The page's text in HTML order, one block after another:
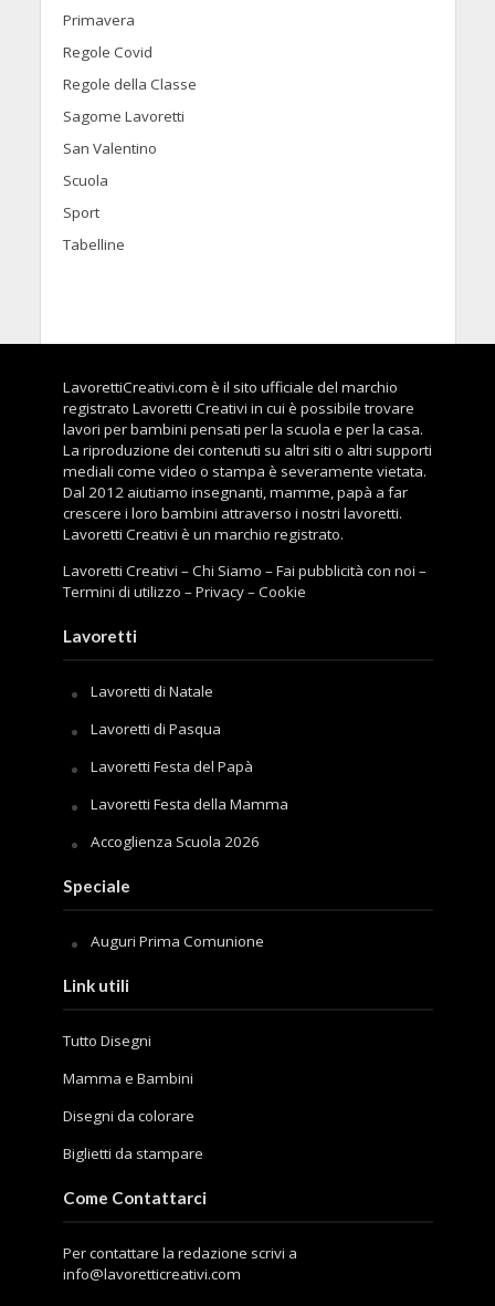
Primavera
Regole Covid
Regole della Classe
Sagome Lavoretti
San Valentino
Scuola
Sport
Tabelline
LavorettiCreativi.com è il sito ufficiale del marchio
registrato Lavoretti Creativi in cui è possibile trovare
lavori per bambini pensati per la scuola e per la casa.
La riproduzione dei contenuti su altri siti o altri supporti
mediali come video o stampa è severamente vietata.
Dal 2012 aiutiamo insegnanti, mamme, papà a far
crescere i loro bambini attraverso i nostri lavoretti.
Lavoretti Creativi è un marchio registrato.
Lavoretti Creativi –Chi Siamo –Fai pubblicità con noi –
Termini di utilizzo –Privacy–Cookie
Lavoretti
Lavoretti di Natale
Lavoretti di Pasqua
Lavoretti Festa del Papà
Lavoretti Festa della Mamma
Accoglienza Scuola 2026
Speciale
Auguri Prima Comunione
Link utili
Tutto Disegni
Mamma e Bambini
Disegni da colorare
Biglietti da stampare
Come Contattarci
Per contattare la redazione scrivi a
info@lavoretticreativi.com